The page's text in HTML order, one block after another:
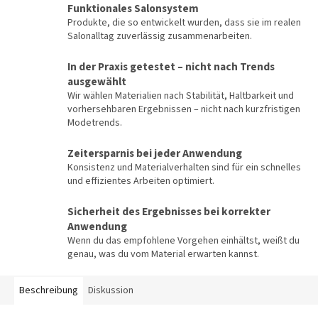
Funktionales Salonsystem
Produkte, die so entwickelt wurden, dass sie im realen
Salonalltag zuverlässig zusammenarbeiten.
In der Praxis getestet – nicht nach Trends
ausgewählt
Wir wählen Materialien nach Stabilität, Haltbarkeit und
vorhersehbaren Ergebnissen – nicht nach kurzfristigen
Modetrends.
Zeitersparnis bei jeder Anwendung
Konsistenz und Materialverhalten sind für ein schnelles
und effizientes Arbeiten optimiert.
Sicherheit des Ergebnisses bei korrekter
Anwendung
Wenn du das empfohlene Vorgehen einhältst, weißt du
genau, was du vom Material erwarten kannst.
Beschreibung Diskussion